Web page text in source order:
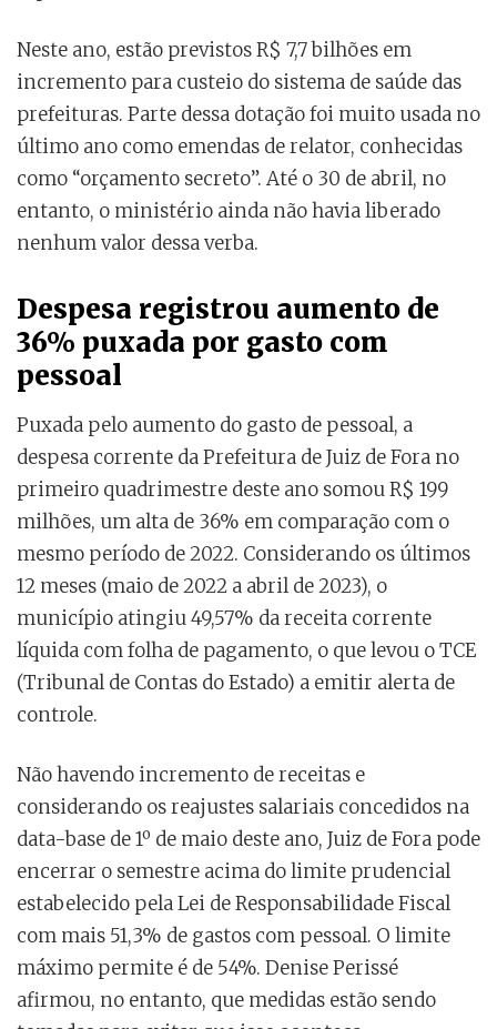
Neste ano, estão previstos R$ 7,7 bilhões em
incremento para custeio do sistema de saúde das
prefeituras. Parte dessa dotação foi muito usada no
último ano como emendas de relator, conhecidas
como “orçamento secreto”. Até o 30 de abril, no
entanto, o ministério ainda não havia liberado
nenhum valor dessa verba.
Despesa registrou aumento de
36% puxada por gasto com
pessoal
Puxada pelo aumento do gasto de pessoal, a
despesa corrente da Prefeitura de Juiz de Fora no
primeiro quadrimestre deste ano somou R$ 199
milhões, um alta de 36% em comparação com o
mesmo período de 2022. Considerando os últimos
12 meses (maio de 2022 a abril de 2023), o
município atingiu 49,57% da receita corrente
líquida com folha de pagamento, o que levou o TCE
(Tribunal de Contas do Estado) a emitir alerta de
controle.
Não havendo incremento de receitas e
considerando os reajustes salariais concedidos na
data-base de 1º de maio deste ano, Juiz de Fora pode
encerrar o semestre acima do limite prudencial
estabelecido pela Lei de Responsabilidade Fiscal
com mais 51,3% de gastos com pessoal. O limite
máximo permite é de 54%. Denise Perissé
afirmou, no entanto, que medidas estão sendo